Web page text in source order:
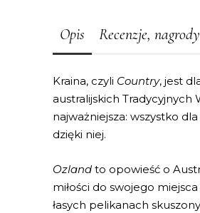
Opis Recenzje, nagrody
Kraina, czyli Country, jest
australijskich Tradycyjnych
najważniejsza: wszystko
dzięki niej.
Ozland to opowieść o
miłości do swojego
łasych pelikanach